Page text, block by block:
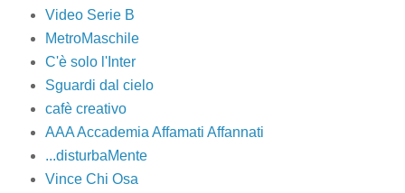
Video Serie B
MetroMaschile
C'è solo l'Inter
Sguardi dal cielo
cafè creativo
AAA Accademia Affamati Affannati
...disturbaMente
Vince Chi Osa